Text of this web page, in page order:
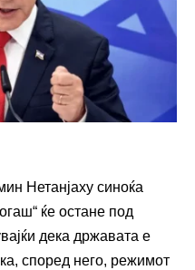
Нетанјаху синоќа
ќе остане под
дека државата е
според него, режимот